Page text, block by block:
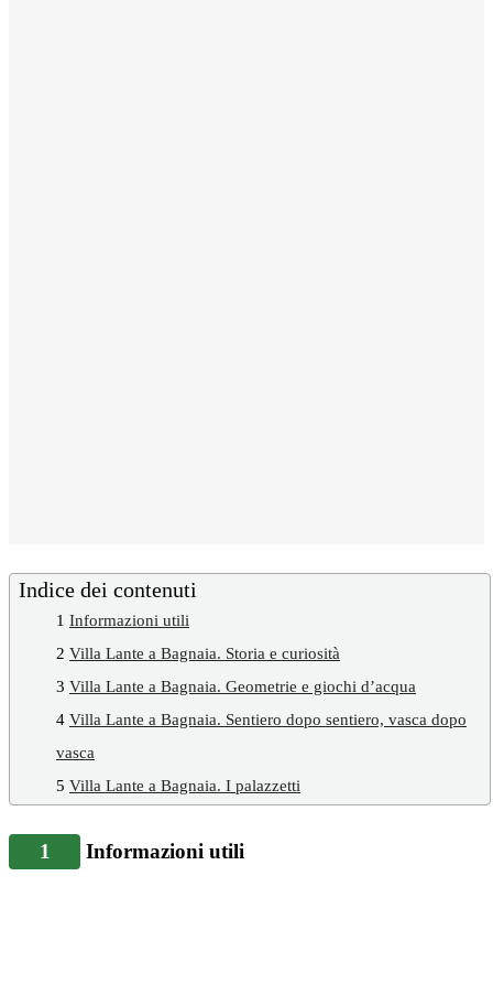
Indice dei contenuti
1 Informazioni utili
2 Villa Lante a Bagnaia. Storia e curiosità
3 Villa Lante a Bagnaia. Geometrie e giochi d’acqua
4 Villa Lante a Bagnaia. Sentiero dopo sentiero, vasca dopo
vasca
5 Villa Lante a Bagnaia. I palazzetti
1 Informazioni utili